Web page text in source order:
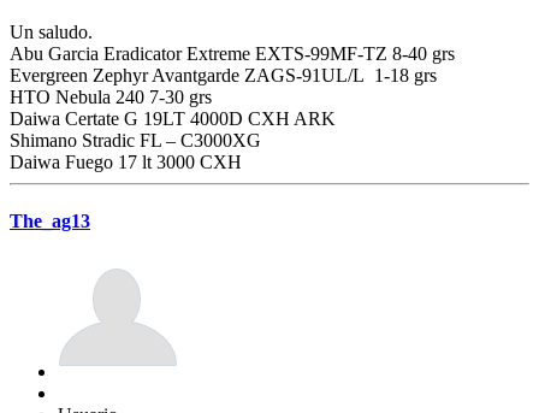
Un saludo.
Abu Garcia Eradicator Extreme EXTS-99MF-TZ 8-40 grs
Evergreen Zephyr Avantgarde ZAGS-91UL/L 1-18 grs
HTO Nebula 240 7-30 grs
Daiwa Certate G 19LT 4000D CXH ARK
Shimano Stradic FL – C3000XG
Daiwa Fuego 17 lt 3000 CXH
The_ag13